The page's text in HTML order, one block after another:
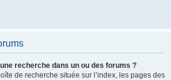
recherche dans un ou des forums ?
de recherche située sur l’index, les pages des